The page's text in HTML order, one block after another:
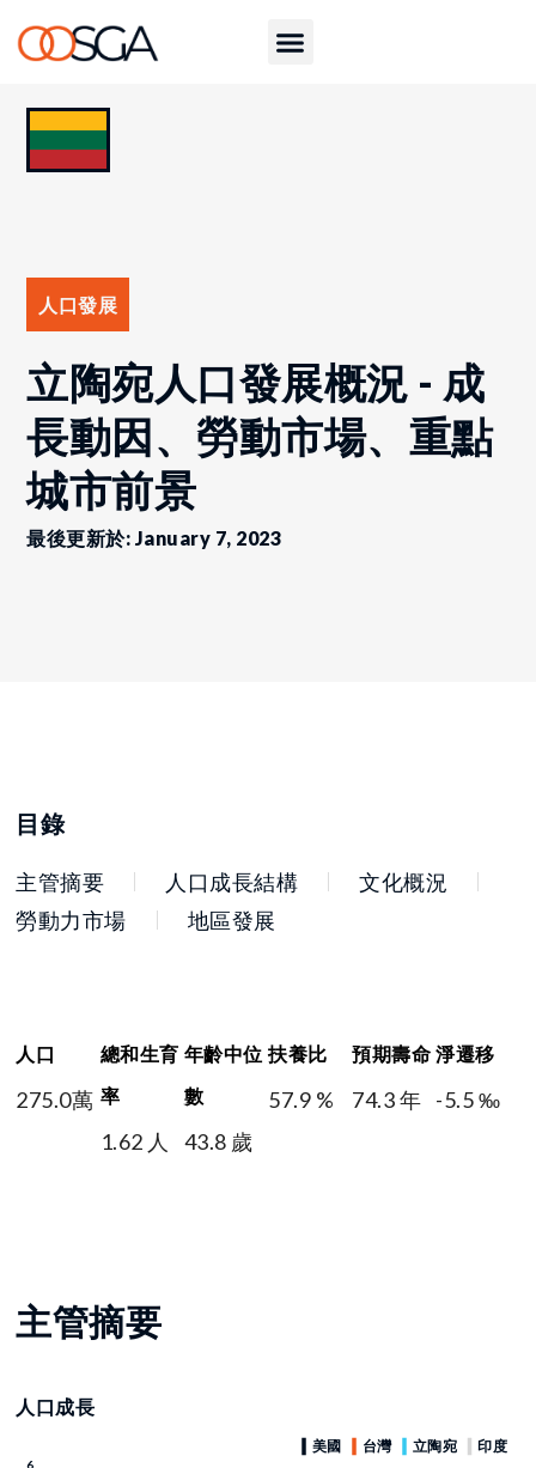
人口發展
立陶宛人口發展概況 - 成
長動因、勞動市場、重點
城市前景
最後更新於: January 7, 2023
目錄
主管摘要 人口成長結構
文化概況
勞動力市場
地區發展
人口
275.0萬
總和生育
率
1.62 人
年齡中位
數
43.8 歲
扶養比
57.9 %
預期壽命
74.3 年
淨遷移
-5.5 ‰
主管摘要
人口成長